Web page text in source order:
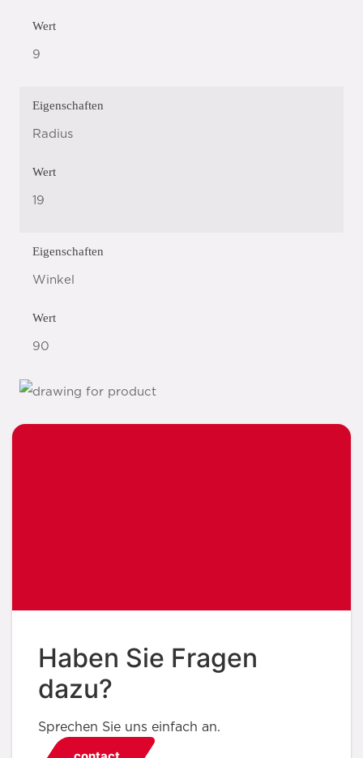
Wert
9
Eigenschaften
Radius
Wert
19
Eigenschaften
Winkel
Wert
90
Haben Sie Fragen
dazu?
Sprechen Sie uns einfach an.